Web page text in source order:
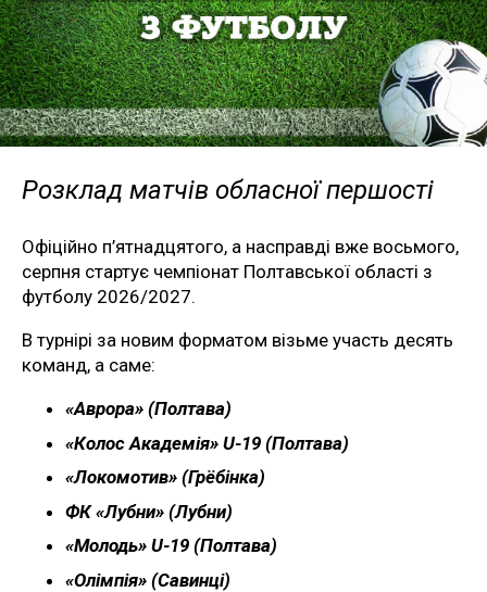
Розклад матчів обласної першості
Офіційно п’ятнадцятого, а насправді вже восьмого,
серпня стартує чемпіонат Полтавської області з
футболу 2026/2027.
В турнірі за новим форматом візьме участь десять
команд, а саме:
«Аврора» (Полтава)
«Колос Академія» U-19 (Полтава)
«Локомотив» (Грёбінка)
ФК «Лубни» (Лубни)
«Молодь» U-19 (Полтава)
«Олімпія» (Савинці)